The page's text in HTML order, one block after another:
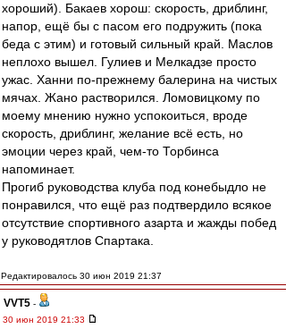
хороший). Бакаев хорош: скорость, дриблинг,
напор, ещё бы с пасом его подружить (пока
беда с этим) и готовый сильный край. Маслов
неплохо вышел. Гулиев и Мелкадзе просто
ужас. Ханни по-прежнему балерина на чистых
мячах. Жано растворился. Ломовицкому по
моему мнению нужно успокоиться, вроде
скорость, дриблинг, желание всё есть, но
эмоции через край, чем-то Торбинса
напоминает.
Прогиб руководства клуба под конебыдло не
понравился, что ещё раз подтвердило всякое
отсутствие спортивного азарта и жажды побед
у руководятлов Спартака.
Редактировалось 30 июн 2019 21:37
VVT5 -
30 июн 2019 21:33